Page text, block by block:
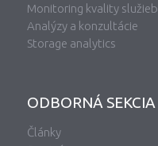
Monitoring kvality služieb
Analýzy a konzultácie
Storage analytics
ODBORNÁ SEKCIA
Články